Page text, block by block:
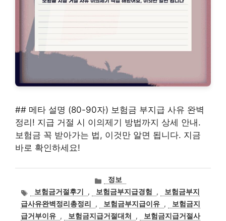
## 메타 설명 (80-90자) 보험금 부지급 사유 완벽
정리! 지급 거절 시 이의제기 방법까지 상세 안내.
보험금 꼭 받아가는 법, 이것만 알면 됩니다. 지금
바로 확인하세요!
카
테
고
리
정보
태
그
보험금거절후기 , 보험금부지급경험 ,
보험금부지
급사유완벽정리총정리
, 보험금부지급이유 ,
보험금지
급거부이유 , 보험금지급거절대처 ,
보험금지급거절사